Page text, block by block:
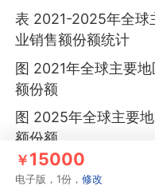
表 2021-2025年全球
业销售额份额统计
图 2021年全球主要
额份额
图 2025年全球主要
额份额
图 2021-2025年北美
量及增长率统计
￥15000
电子版，1份，修改